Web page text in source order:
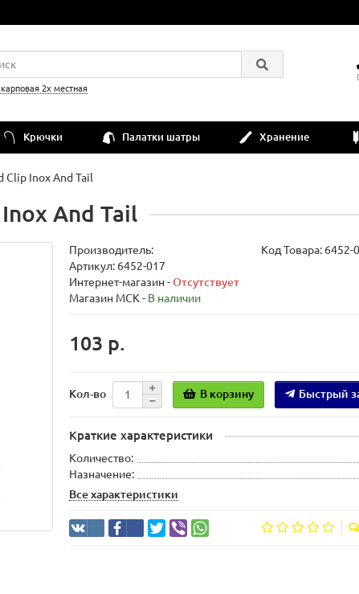
2х местная
Крючки Палатки шатры Хранение
Clip Inox And Tail
And Tail
Производитель: Код Товара: 6452-
Артикул: 6452-017
Интернет-магазин -Отсутствует
Магазин МСК - В наличии
103 р.
Кол-во В корзину Быстрый
Краткие характеристики
Количество:
Назначение:
Все характеристики